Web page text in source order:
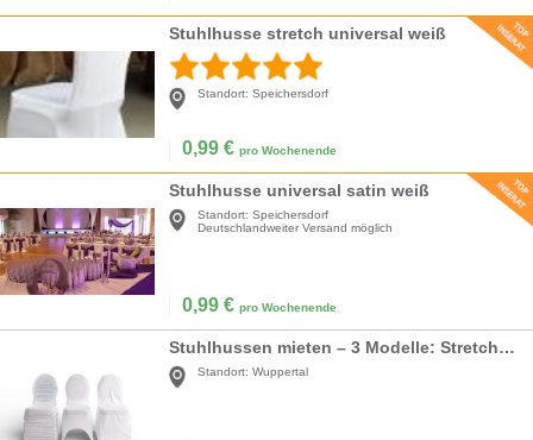
Stuhlhusse stretch universal weiß
Standort: Speichersdorf
0,99 € pro Wochenende
Stuhlhusse universal satin weiß
Standort: Speichersdorf
Deutschlandweiter Versand möglich
0,99 € pro Wochenende
Stuhlhussen mieten – 3 Modelle: Stretch, Flex & Basic – Inkl. Reinigung
Standort: Wuppertal